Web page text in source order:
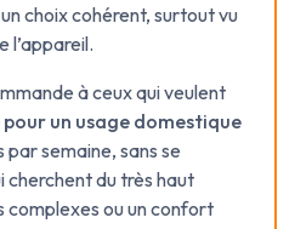
choix cohérent, surtout vu
l’appareil.
à ceux qui veulent
un usage domestique
par semaine, sans se
cherchent du très haut
complexes ou un confort